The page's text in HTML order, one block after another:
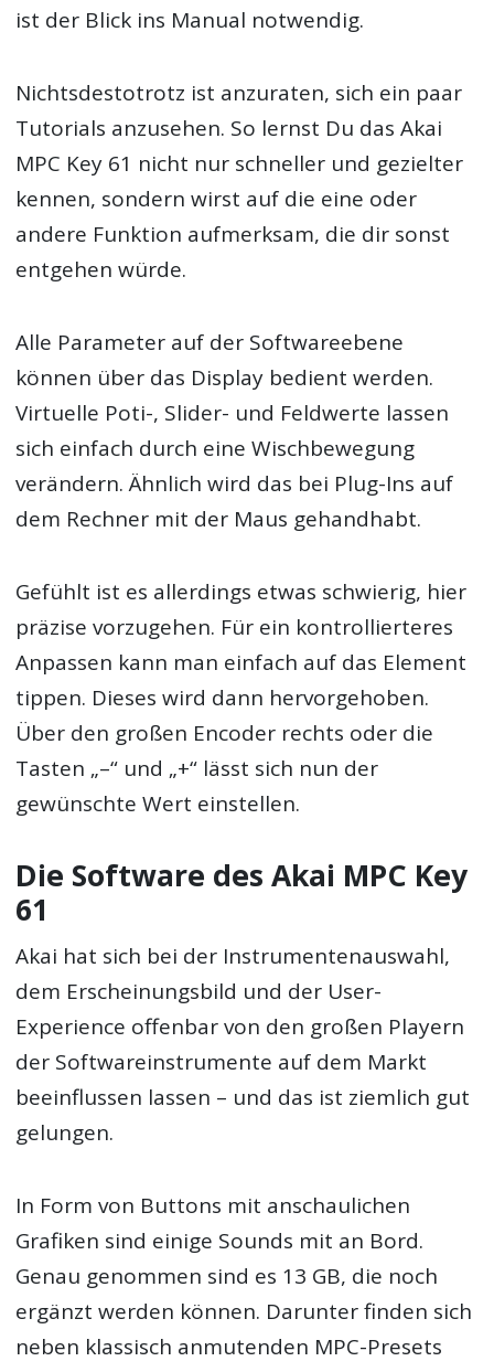
ist der Blick ins Manual notwendig.
Nichtsdestotrotz ist anzuraten, sich ein paar
Tutorials anzusehen. So lernst Du das Akai
MPC Key 61 nicht nur schneller und gezielter
kennen, sondern wirst auf die eine oder
andere Funktion aufmerksam, die dir sonst
entgehen würde.
Alle Parameter auf der Softwareebene
können über das Display bedient werden.
Virtuelle Poti-, Slider- und Feldwerte lassen
sich einfach durch eine Wischbewegung
verändern. Ähnlich wird das bei Plug-Ins auf
dem Rechner mit der Maus gehandhabt.
Gefühlt ist es allerdings etwas schwierig, hier
präzise vorzugehen. Für ein kontrollierteres
Anpassen kann man einfach auf das Element
tippen. Dieses wird dann hervorgehoben.
Über den großen Encoder rechts oder die
Tasten „–“ und „+“ lässt sich nun der
gewünschte Wert einstellen.
Die Software des Akai MPC Key
61
Akai hat sich bei der Instrumentenauswahl,
dem Erscheinungsbild und der User-
Experience offenbar von den großen Playern
der Softwareinstrumente auf dem Markt
beeinflussen lassen – und das ist ziemlich gut
gelungen.
In Form von Buttons mit anschaulichen
Grafiken sind einige Sounds mit an Bord.
Genau genommen sind es 13 GB, die noch
ergänzt werden können. Darunter finden sich
neben klassisch anmutenden MPC-Presets